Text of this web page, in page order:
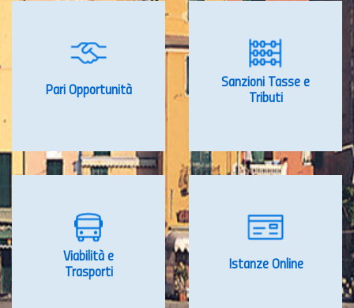
Pari Opportunità
Sanzioni Tasse e
Tributi
Viabilità e
Trasporti
Istanze Online